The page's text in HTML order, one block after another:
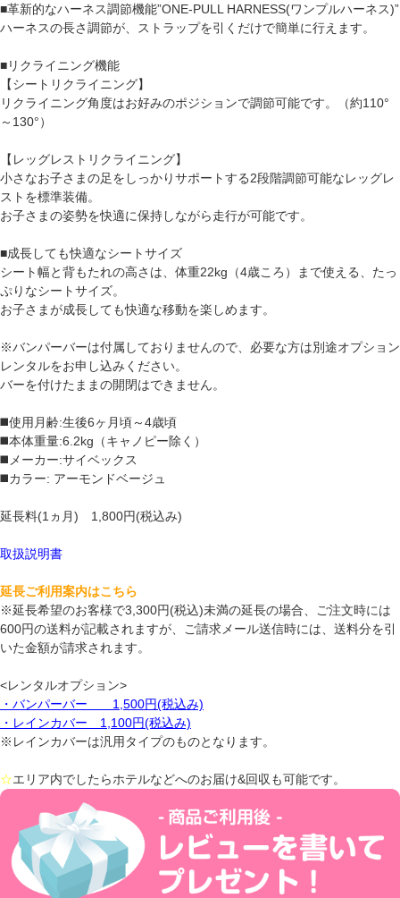
■革新的なハーネス調節機能”ONE-PULL HARNESS(ワンプルハーネス)”
ハーネスの長さ調節が、ストラップを引くだけで簡単に行えます。
■リクライニング機能
【シートリクライニング】
リクライニング角度はお好みのポジションで調節可能です。（約110°
～130°）
【レッグレストリクライニング】
小さなお子さまの足をしっかりサポートする2段階調節可能なレッグレ
ストを標準装備。
お子さまの姿勢を快適に保持しながら走行が可能です。
■成長しても快適なシートサイズ
シート幅と背もたれの高さは、体重22kg（4歳ころ）まで使える、たっ
ぷりなシートサイズ。
お子さまが成長しても快適な移動を楽しめます。
※バンパーバーは付属しておりませんので、必要な方は別途オプション
レンタルをお申し込みください。
バーを付けたままの開閉はできません。
◼️使用月齢:生後6ヶ月頃～4歳頃
◼️本体重量:6.2kg（キャノピー除く）
◼️メーカー:サイベックス
◼️カラー: アーモンドベージュ
延長料(1ヵ月) 1,800円(税込み)
取扱説明書
延長ご利用案内はこちら
※延長希望のお客様で3,300円(税込)未満の延長の場合、ご注文時には
600円の送料が記載されますが、ご請求メール送信時には、送料分を引
いた金額が請求されます。
<レンタルオプション>
・バンパーバー 1,500円(税込み)
・レインカバー 1,100円(税込み)
※レインカバーは汎用タイプのものとなります。
☆エリア内でしたらホテルなどへのお届け&回収も可能です。